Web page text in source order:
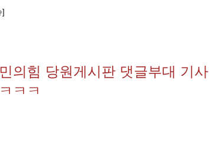
]
의힘 당원게시판 댓글부대 기사
ㅋㅋ